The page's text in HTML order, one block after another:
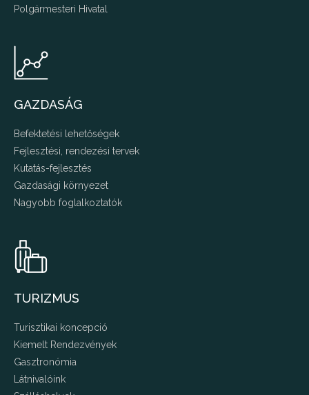
Polgármesteri Hivatal
GAZDASÁG
Befektetési lehetőségek
Fejlesztési, rendezési tervek
Kutatás-fejlesztés
Gazdasági környezet
Nagyobb foglalkoztatók
TURIZMUS
Turisztikai koncepció
Kiemelt Rendezvények
Gasztronómia
Látnivalóink